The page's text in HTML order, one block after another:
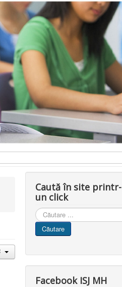
Caută în site printr-
un click
Cauta
in
site
Căutare
Facebook ISJ MH